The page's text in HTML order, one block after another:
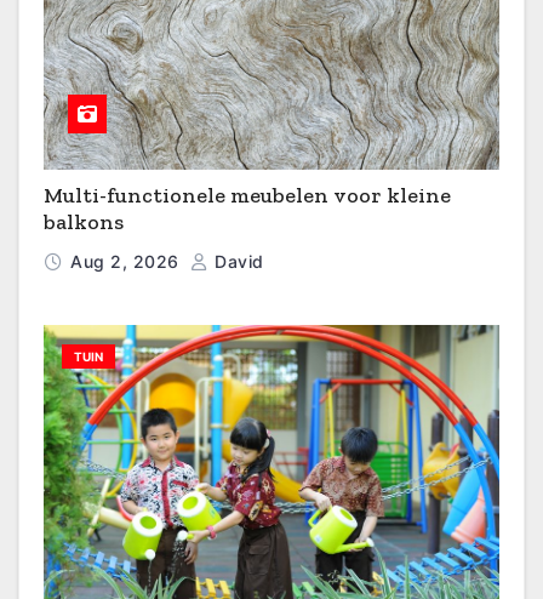
Multi-functionele meubelen voor kleine
balkons
Aug 2, 2026 David
TUIN